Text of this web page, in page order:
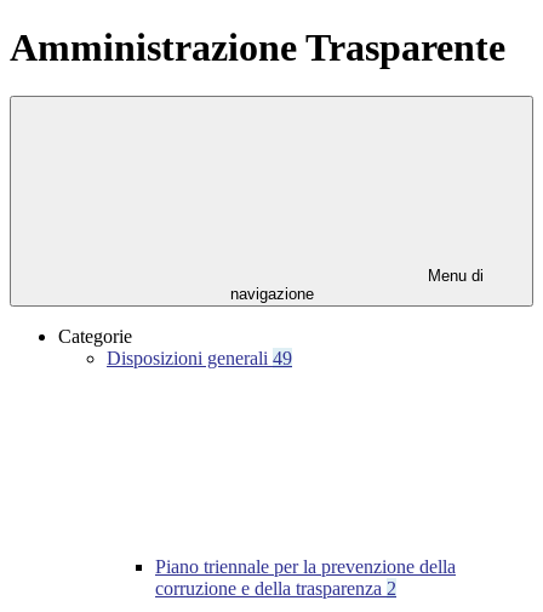
Amministrazione Trasparente
Menu di
navigazione
Categorie
Disposizioni generali 49
Piano triennale per la prevenzione della
corruzione e della trasparenza 2